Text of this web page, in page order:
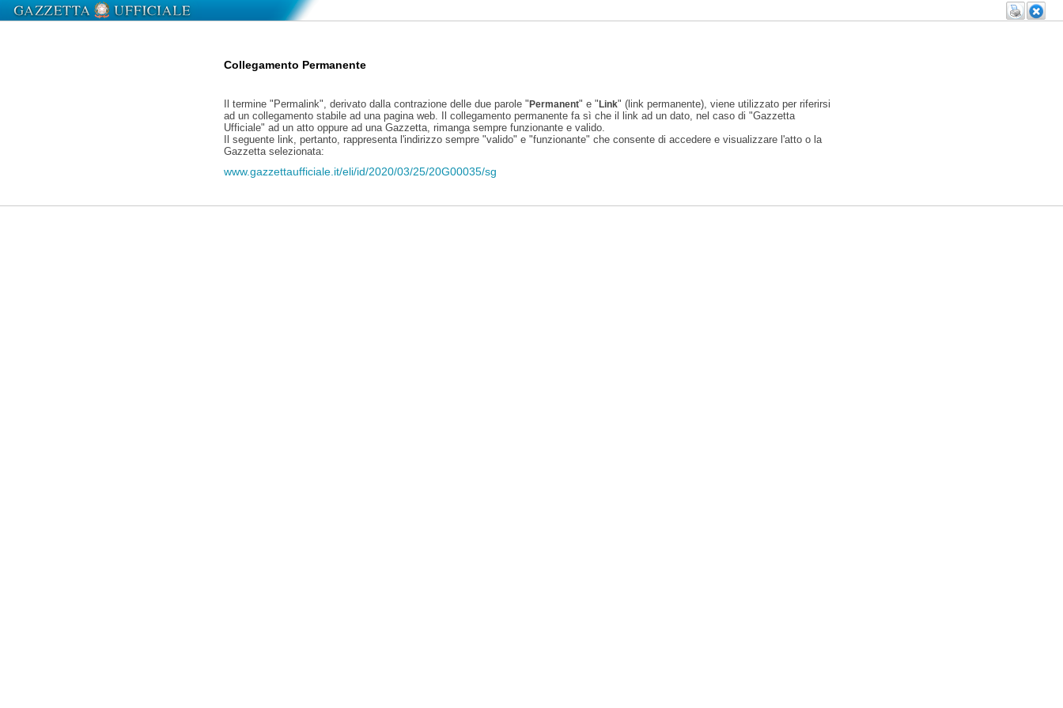
Collegamento Permanente
Il termine "Permalink", derivato dalla contrazione delle due parole "Permanent" e "Link" (link permanente), viene utilizzato per riferirsi
ad un collegamento stabile ad una pagina web. Il collegamento permanente fa sì che il link ad un dato, nel caso di "Gazzetta
Ufficiale" ad un atto oppure ad una Gazzetta, rimanga sempre funzionante e valido.
Il seguente link, pertanto, rappresenta l'indirizzo sempre "valido" e "funzionante" che consente di accedere e visualizzare l'atto o la
Gazzetta selezionata:
www.gazzettaufficiale.it/eli/id/2020/03/25/20G00035/sg